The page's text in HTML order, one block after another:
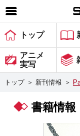
SQUARE
ゲーム
マガジン＆ブックス
グッズ
トップ
アニメ
実写
トップ ＞ 新刊情報 ＞
書籍情報